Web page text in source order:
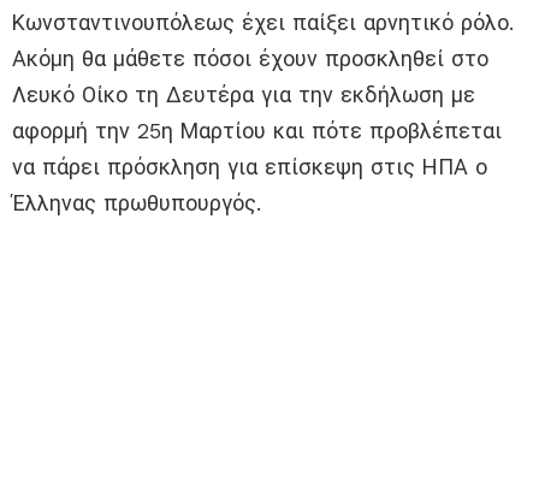
Κωνσταντινουπόλεως έχει παίξει αρνητικό ρόλο.
Ακόμη θα μάθετε πόσοι έχουν προσκληθεί στο
Λευκό Οίκο τη Δευτέρα για την εκδήλωση με
αφορμή την 25η Μαρτίου και πότε προβλέπεται
να πάρει πρόσκληση για επίσκεψη στις ΗΠΑ ο
Έλληνας πρωθυπουργός.